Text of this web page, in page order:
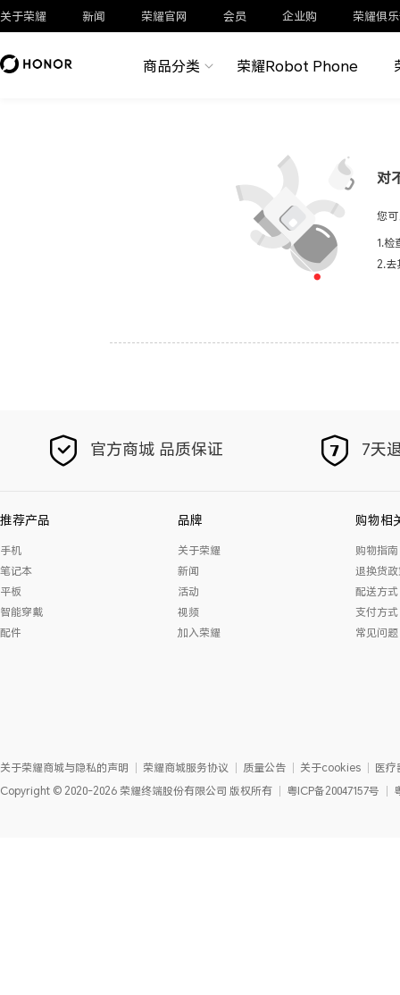
关于荣耀 新闻 荣耀官网 会员 企业购 荣耀俱
商品分类 荣耀Robot Phone
对
您
1.检
2.去
官方商城 品质保证 7天
推荐产品
手机
笔记本
平板
智能穿戴
配件
品牌
关于荣耀
新闻
活动
视频
加入荣耀
购物相
购物指南
退换货
配送方式
支付方式
常见问题
关于荣耀商城与隐私的声明 荣耀商城服务协议 质量公告 关于cookies
医疗
Copyright © 2020-2026 荣耀终端股份有限公司 版权所有 粤ICP备20047157号